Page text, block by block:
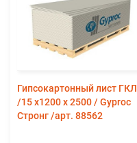
Гипсокартонный лист ГКЛ
/15 х1200 х 2500 / Gyproc
Стронг /арт. 88562